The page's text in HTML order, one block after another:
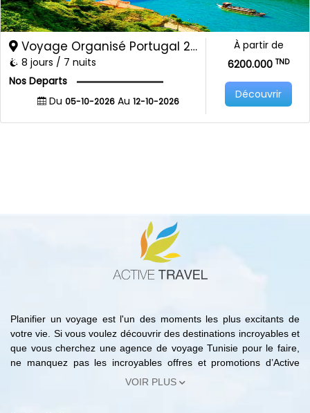
Voyage Organisé Portugal 2026
8 jours / 7 nuits
Nos Departs
Du 05-10-2026 Au 12-10-2026
À partir de
6200.000TND
Découvrir
Planifier un voyage est l'un des moments les plus excitants de
votre vie. Si vous voulez découvrir des destinations incroyables et
que vous cherchez une agence de voyage Tunisie pour le faire,
ne manquez pas les incroyables offres et promotions d’Active
Travel. En effet, avec notre agence de voyage Tunisie vous
VOIR PLUS